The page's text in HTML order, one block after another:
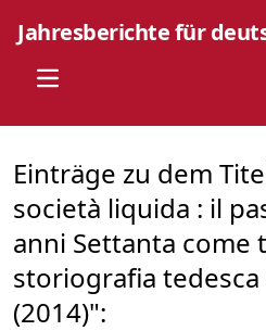
Jahresberichte für
Open main menu
Einträge zu dem
società liquida : il
anni Settanta come
storiografia
(2014)":